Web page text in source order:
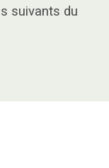
suivants du